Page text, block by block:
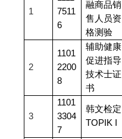
1
7511
6
融商品销
售人员资
格测验
2
1101
2200
8
辅助健康
促进指导
技术士证
书
3
1101
3304
7
韩文检定
TOPIK I